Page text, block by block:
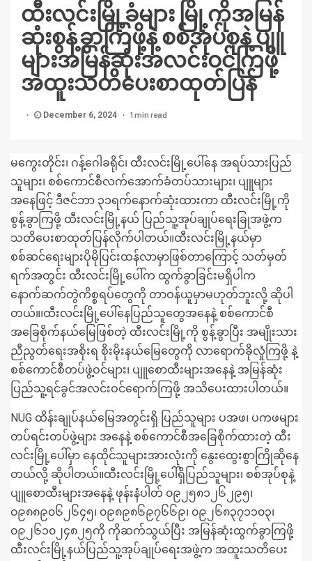
ထီးလင်းမြို့ခံများ မြို့ကိုအမြန်
ဆုံးစွန့်ခွာကြဖို့နဲ့ စစ်အုပ်စုနဲ့ ပျူ
များအမြန်ဆုံးအလင်းဝင်ကြဖို့
အထူးသတိပေးစာထုတ်ပြန်
December 6, 2024 1 min read
မကွေးတိုင်း၊ ဂန့်ဂေါခရိုင်၊ ထီးလင်းမြို့ပေါ်နေ အရပ်သားပြည်
သူများ၊ စစ်ကောင်စီလက်အောက်ခံတပ်သားများ၊ ပျူများ
အနေဖြင့် ဒီဇင်ဘာ ၃၁ရက်နောက်ဆုံးထားကာ ထီးလင်းမြို့ကို
စွန့်ခွာကြဖို့ ထီးလင်းမြို့နယ် ပြည်သူ့အုပ်ချုပ်ရေးခြုအဖွဲ့က
သတိပေးစာထုတ်ပြန်လိုက်ပါတယ်။ထီးလင်းမြို့နယ်မှာ
စစ်ဆင်ရေးများပိုမိုပြင်းထန်လာမှာဖြစ်တာကြောင့် သတ်မှတ်
ရက်အတွင်း ထီးလင်းမြို့ပေါ်က ထွက်ခွာခြင်းမရှိပါက
နောက်ဆက်တွဲကိစ္စရပ်တွေကို တာဝန်ယူမှာမဟုတ်ဘူးလို့ ဆိုပါ
တယ်။၊ထီးလင်းမြို့ပေါ်နေပြည်သူတွေအနေနဲ့ စစ်ကောင်စီ
အခြေစိုက်နယ်မြေဖြစ်တဲ့ ထီးလင်းမြို့ကို စွန့်ခွာပြီး အမျိုးသား
ညီညွတ်ရေးအစိုးရ စိုးမိုးနယ်မြေတွေကို လာရောက်ခိုလှုံကြဖို့ နဲ့
စစ်ကောင်စီတပ်ဖွဲ့ဝင်များ၊ ပျူစောထီးများအနေနဲ့ အမြန်ဆုံး
ပြည်သူ့ရင်ခွင်အလင်းဝင်ရောက်ကြဖို့ အသိပေးထားပါတယ်။
NUG ထိန်းချုပ်နယ်မြေအတွင်းရှိ ပြည်သူများ ပအဖ၊ ပကဖများ
တပ်ရင်းတပ်ဖွဲ့များ အနေနဲ့ စစ်ကောင်စီအခြေစိုက်ထားတဲ့ ထီး
လင်းမြို့ပေါ်မှာ နေထိုင်သူများအားလုံးကို နွေးထွေးစွာကြိုဆိုနေ
တယ်လို့ ဆိုပါတယ်။ထီးလင်းမြို့ပေါ်ရှိပြည်သူများ၊ စစ်အုပ်စုနဲ့
ပျူစောထီးများအနေနဲ့ ဖုန်းနံပါတ် ၀၉၂၅၈၁၂၆၂၉၅၊
၀၉၈၈၉၀၆၂၆၄၅၊ ၀၉၈၉၈၆၉၇၆၆၉၊ ၀၉၂၆၈၃၇၁၁၀၃၊
၀၉၂၆၁၀၂၄၈၂၅ကို ကိုဆက်သွယ်ပြီး အမြန်ဆုံးထွက်ခွာကြဖို့
ထီးလင်းမြို့နယ်ပြည်သူ့အုပ်ချုပ်ရေးအဖွဲ့က အထူးသတိပေး